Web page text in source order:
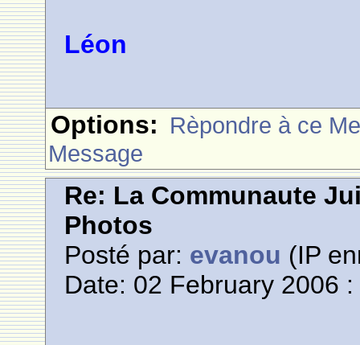
Léon
Options: Rèpondre à ce
Message
Re: La Communaute
Photos
Posté par: evanou (IP
Date: 02 February 2006